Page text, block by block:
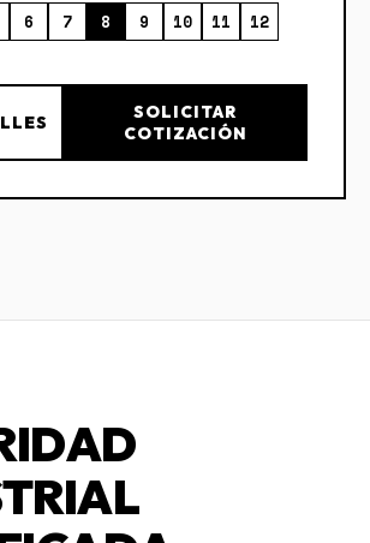
6 7 8 9 10 11 12
SOLICITAR
COTIZACIÓN